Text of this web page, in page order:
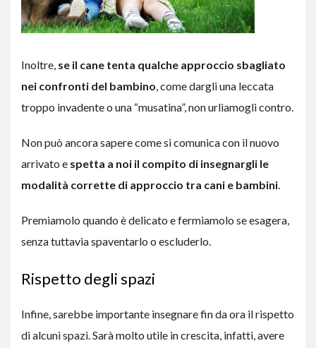
Inoltre, se il cane tenta qualche approccio sbagliato
nei confronti del bambino, come dargli una leccata
troppo invadente o una “musatina”, non urliamogli contro.
Non può ancora sapere come si comunica con il nuovo
arrivato e spetta a noi il compito di insegnargli le
modalità corrette di approccio tra cani e bambini.
Premiamolo quando è delicato e fermiamolo se esagera,
senza tuttavia spaventarlo o escluderlo.
Rispetto degli spazi
Infine, sarebbe importante insegnare fin da ora il rispetto
di alcuni spazi. Sarà molto utile in crescita, infatti, avere